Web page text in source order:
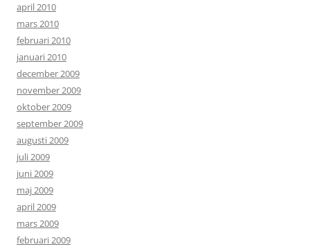
april 2010
mars 2010
februari 2010
januari 2010
december 2009
november 2009
oktober 2009
september 2009
augusti 2009
juli 2009
juni 2009
maj 2009
april 2009
mars 2009
februari 2009